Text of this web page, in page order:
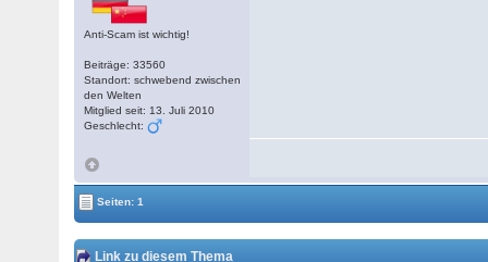
Anti-Scam ist wichtig!
Beiträge: 33560
Standort: schwebend zwischen
den Welten
Mitglied seit: 13. Juli 2010
Geschlecht:
Seiten: 1
Link zu diesem Thema